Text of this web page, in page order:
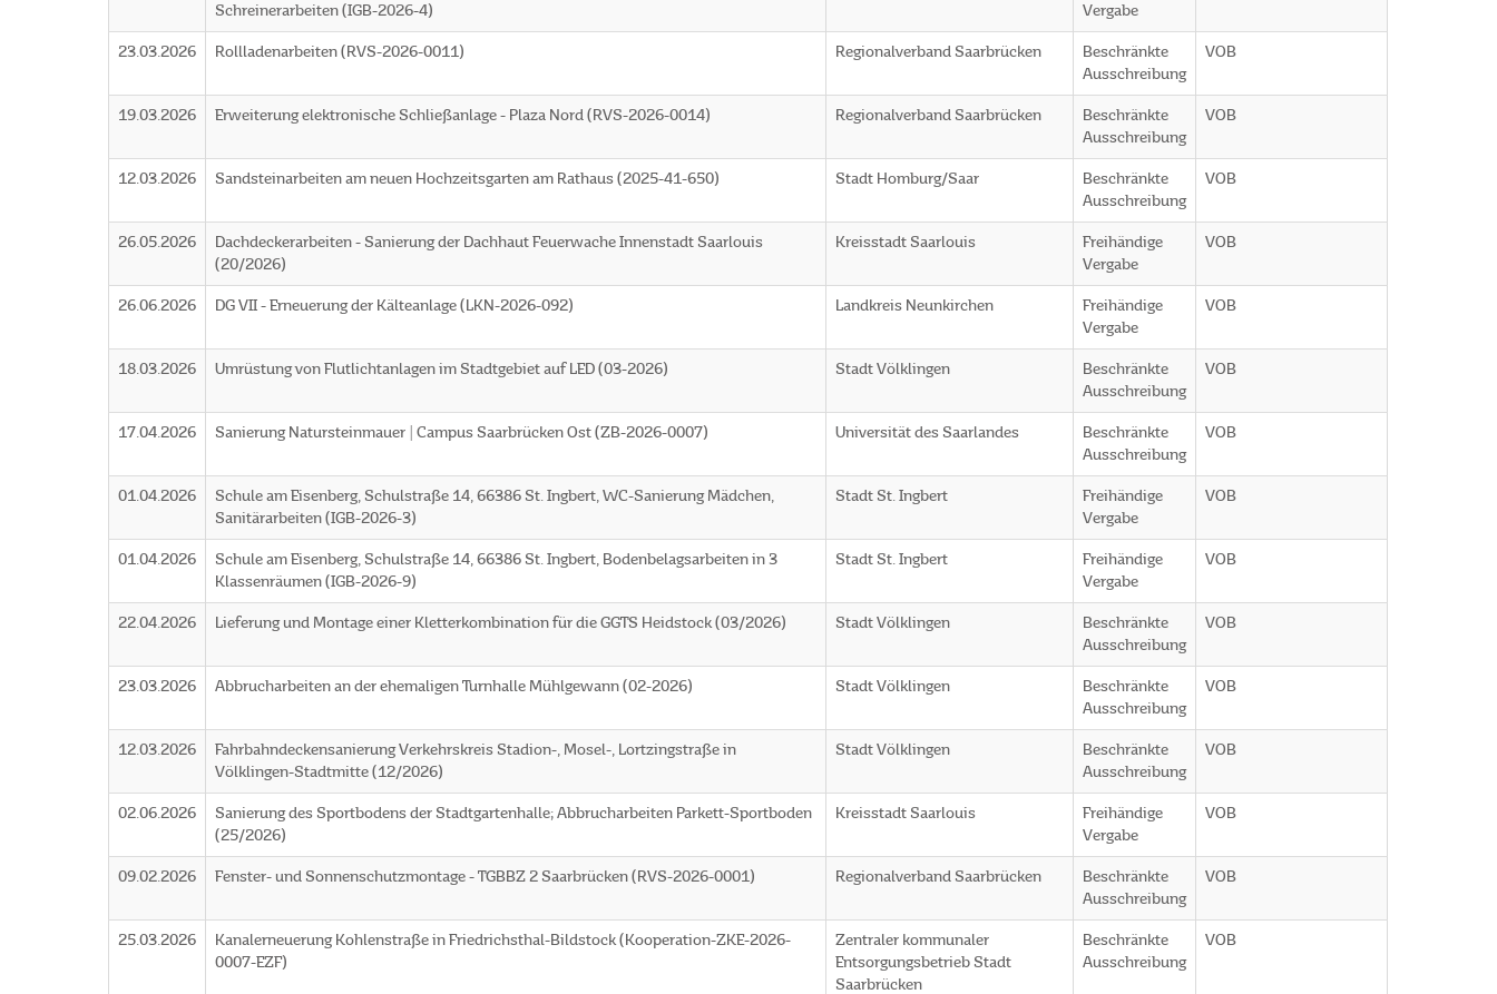
Schreinerarbeiten (IGB-2026-4)
Vergabe
23.03.2026 Rollladenarbeiten (RVS-2026-0011) Regionalverband Saarbrücken
Beschränkte
Ausschreibung
VOB
19.03.2026 Erweiterung elektronische Schließanlage - Plaza Nord (RVS-2026-0014) Regionalverband Saarbrücken
Beschränkte
Ausschreibung
VOB
12.03.2026 Sandsteinarbeiten am neuen Hochzeitsgarten am Rathaus (2025-41-650) Stadt Homburg/Saar
Beschränkte
Ausschreibung
VOB
26.05.2026
Dachdeckerarbeiten - Sanierung der Dachhaut Feuerwache Innenstadt Saarlouis
(20/2026)
Kreisstadt Saarlouis
Freihändige
Vergabe
VOB
26.06.2026 DG VII - Erneuerung der Kälteanlage (LKN-2026-092) Landkreis Neunkirchen
Freihändige
Vergabe
VOB
18.03.2026 Umrüstung von Flutlichtanlagen im Stadtgebiet auf LED (03-2026) Stadt Völklingen
Beschränkte
Ausschreibung
VOB
17.04.2026 Sanierung Natursteinmauer | Campus Saarbrücken Ost (ZB-2026-0007) Universität des Saarlandes
Beschränkte
Ausschreibung
VOB
01.04.2026
Schule am Eisenberg, Schulstraße 14, 66386 St. Ingbert, WC-Sanierung Mädchen,
Sanitärarbeiten (IGB-2026-3)
Stadt St. Ingbert
Freihändige
Vergabe
VOB
01.04.2026
Schule am Eisenberg, Schulstraße 14, 66386 St. Ingbert, Bodenbelagsarbeiten in 3
Klassenräumen (IGB-2026-9)
Stadt St. Ingbert
Freihändige
Vergabe
VOB
22.04.2026 Lieferung und Montage einer Kletterkombination für die GGTS Heidstock (03/2026) Stadt Völklingen
Beschränkte
Ausschreibung
VOB
23.03.2026 Abbrucharbeiten an der ehemaligen Turnhalle Mühlgewann (02-2026) Stadt Völklingen
Beschränkte
Ausschreibung
VOB
12.03.2026
Fahrbahndeckensanierung Verkehrskreis Stadion-, Mosel-, Lortzingstraße in
Völklingen-Stadtmitte (12/2026)
Stadt Völklingen
Beschränkte
Ausschreibung
VOB
02.06.2026
Sanierung des Sportbodens der Stadtgartenhalle; Abbrucharbeiten Parkett-Sportboden
(25/2026)
Kreisstadt Saarlouis
Freihändige
Vergabe
VOB
09.02.2026 Fenster- und Sonnenschutzmontage - TGBBZ 2 Saarbrücken (RVS-2026-0001) Regionalverband Saarbrücken
Beschränkte
Ausschreibung
VOB
25.03.2026
Kanalerneuerung Kohlenstraße in Friedrichsthal-Bildstock (Kooperation-ZKE-2026-
0007-EZF)
Zentraler kommunaler
Entsorgungsbetrieb Stadt
Saarbrücken
Beschränkte
Ausschreibung
VOB